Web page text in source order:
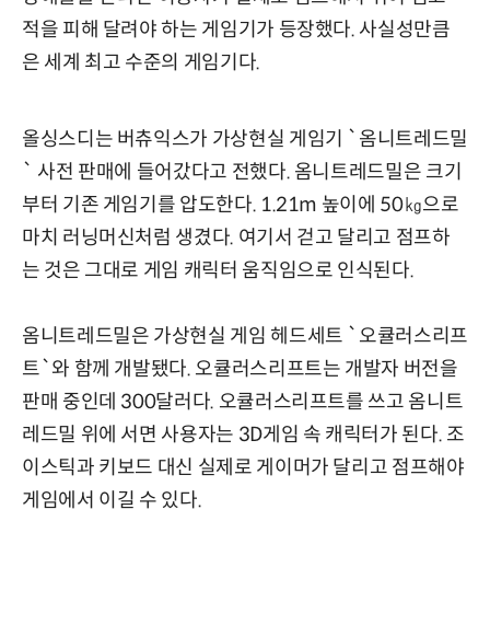
적을 피해 달려야 하는 게임기가 등장했다. 사실성만큼
은 세계 최고 수준의 게임기다.
올싱스디는 버츄익스가 가상현실 게임기 `옴니트레드밀
` 사전 판매에 들어갔다고 전했다. 옴니트레드밀은 크기
부터 기존 게임기를 압도한다. 1.21m 높이에 50㎏으로
마치 러닝머신처럼 생겼다. 여기서 걷고 달리고 점프하
는 것은 그대로 게임 캐릭터 움직임으로 인식된다.
옴니트레드밀은 가상현실 게임 헤드세트 `오큘러스리프
트`와 함께 개발됐다. 오큘러스리프트는 개발자 버전을
판매 중인데 300달러다. 오큘러스리프트를 쓰고 옴니트
레드밀 위에 서면 사용자는 3D게임 속 캐릭터가 된다. 조
이스틱과 키보드 대신 실제로 게이머가 달리고 점프해야
게임에서 이길 수 있다.